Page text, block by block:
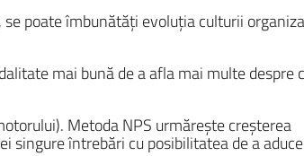
poate îmbunătăți evoluția culturii
mai bună de a afla mai multe despre
Metoda NPS urmărește creșterea
singure întrebări cu posibilitatea de a